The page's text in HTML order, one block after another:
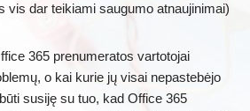
vis dar teikiami saugumo atnaujinimai)
365 prenumeratos vartotojai
o kai kurie jų visai nepastebėjo
susiję su tuo, kad Office 365